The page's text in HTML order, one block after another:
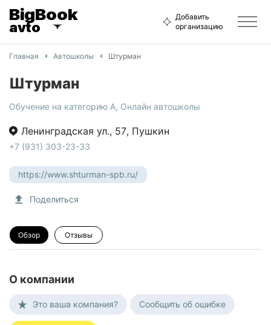
BigBook
avto
Добавить
организацию
Главная Автошколы Штурман
Штурман
Обучение на категорию A, Онлайн автошколы
Ленинградская ул., 57, Пушкин
+7 (931) 303-23-33
https://www.shturman-spb.ru/
Поделиться
Обзор Отзывы
О компании
Это ваша компания? Сообщить об ошибке